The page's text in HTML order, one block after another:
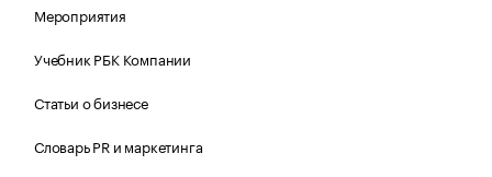
Мероприятия
Учебник РБК Компании
Статьи о бизнесе
Словарь PR и маркетинга